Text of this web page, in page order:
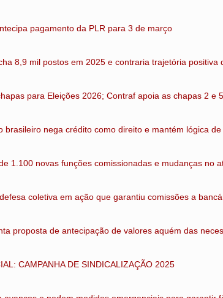
pagamento da PLR para 3 de março
8,9 mil postos em 2025 e contraria trajetória positiva
para Eleições 2026; Contraf apoia as chapas 2 e
brasileiro nega crédito como direito e mantém lógica
1.100 novas funções comissionadas e mudanças no
coletiva em ação que garantiu comissões a
proposta de antecipação de valores aquém das
CAMPANHA DE SINDICALIZAÇÃO 2025